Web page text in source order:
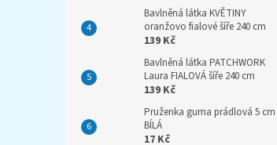
Bavlněná látka KVĚTINY
oranžovo fialové šíře 240 cm
139 Kč
Bavlněná látka PATCHWORK
Laura FIALOVÁ šíře 240 cm
139 Kč
Pruženka guma prádlová 5 cm
BÍLÁ
17 Kč